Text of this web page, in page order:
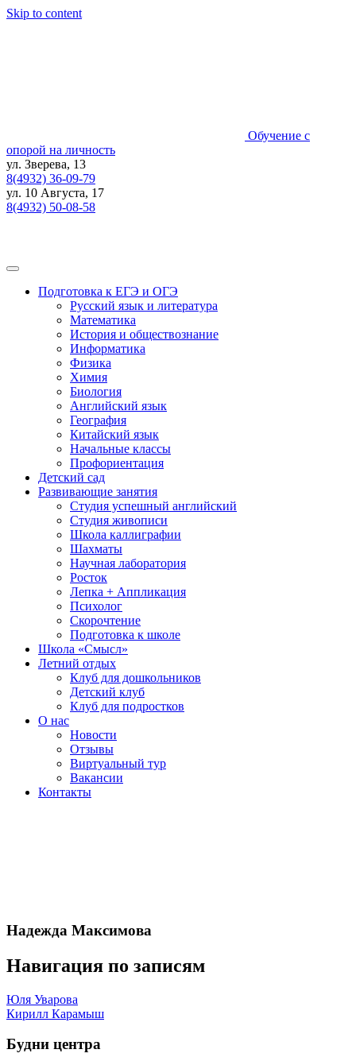
Skip to content
Обучение с
опорой на личность
ул. Зверева, 13
8(4932) 36-09-79
ул. 10 Августа, 17
8(4932) 50-08-58
Подготовка к ЕГЭ и ОГЭ
Русский язык и литература
Математика
История и обществознание
Информатика
Физика
Химия
Биология
Английский язык
География
Китайский язык
Начальные классы
Профориентация
Детский сад
Развивающие занятия
Студия успешный английский
Студия живописи
Школа каллиграфии
Шахматы
Научная лаборатория
Росток
Лепка + Аппликация
Психолог
Скорочтение
Подготовка к школе
Школа «Смысл»
Летний отдых
Клуб для дошкольников
Детский клуб
Клуб для подростков
О нас
Новости
Отзывы
Виртуальный тур
Вакансии
Контакты
Надежда Максимова
Навигация по записям
Юля Уварова
Кирилл Карамыш
Будни центра